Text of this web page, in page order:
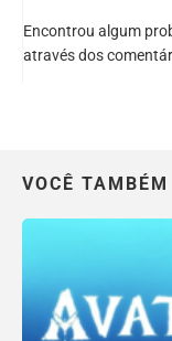
Encontrou algum
através dos
VOCÊ